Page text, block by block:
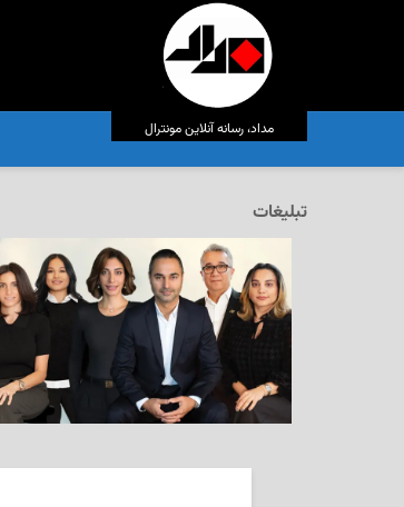
مداد، رسانه آنلاین مونترال
تبلیغات